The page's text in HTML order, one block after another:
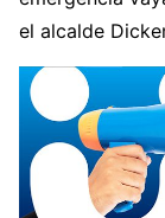
el alcalde